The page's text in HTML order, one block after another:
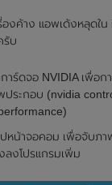
งค้าง แอพเด้งหลุดใน
รับ
าร์ดจอ NVIDIA เพื่อก
ระกอบ (nvidia
หน้าจอคอม เพื่อจับภ
ลงโปรแกรมเพิ่ม